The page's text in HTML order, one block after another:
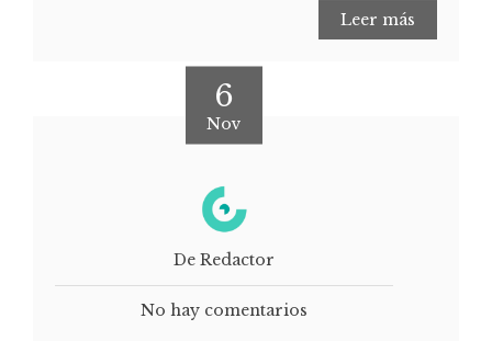
Leer más
6
Nov
De Redactor
No hay comentarios